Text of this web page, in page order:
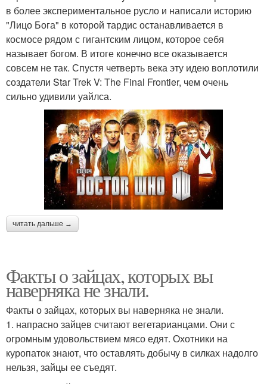
в более экспериментальное русло и написали историю
"Лицо Бога" в которой тардис останавливается в
космосе рядом с гигантским лицом, которое себя
называет богом. В итоге конечно все оказывается
совсем не так. Спустя четверть века эту идею воплотили
создатели Star Trek V: The Final Frontier, чем очень
сильно удивили уайлса.
читать дальше →
Факты о зайцах, которых вы
наверняка не знали.
Факты о зайцах, которых вы наверняка не знали.
1. напрасно зайцев считают вегетарианцами. Они с
огромным удовольствием мясо едят. Охотники на
куропаток знают, что оставлять добычу в силках надолго
нельзя, зайцы ее съедят.